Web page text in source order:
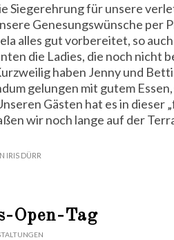
Siegerehrung für unsere
Genesungswünsche per
alles gut vorbereitet, so
die Ladies, die noch nicht
haben Jenny und
gelungen mit gutem
Gästen hat es in dieser
wir noch lange auf der
IRIS DÜRR
Open-Tag